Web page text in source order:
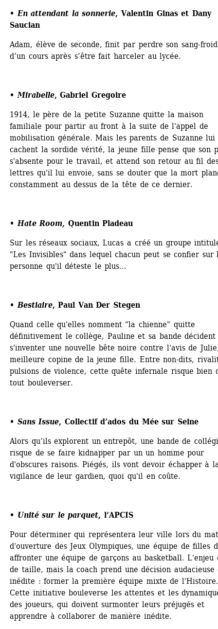
• En attendant la sonnerie, Valentin Ginas et Dany
Saucian
Adam, élève de seconde, finit par perdre son sang-
d’un cours après s’être fait harceler au lycée.
• Mirabelle, Gabriel Gregoire
1914, le père de la petite Suzanne quitte la maison
familiale pour partir au front à la suite de l'appel de
mobilisation générale. Mais les parents de Suzanne lui
cachent la sordide vérité, la jeune fille pense que son
s'absente pour le travail, et attend son retour au fil
lettres qu'il lui envoie, sans se douter que la mort
constamment au dessus de la tête de ce dernier.
• Hate Room, Quentin Pladeau
Sur les réseaux sociaux, Lucas a créé un groupe
"Les Invisibles" dans lequel chacun peut se confier sur
personne qu'il déteste le plus…
• Bestiaire, Paul Van Der Stegen
Quand celle qu'elles nomment "la chienne" quitte
définitivement le collège, Pauline et sa bande décident
s'inventer une nouvelle bête noire contre l'avis de
meilleure copine de la jeune fille. Entre non-dits,
pulsions de violence, cette quête infernale risque bien
tout bouleverser.
• Sans Issue, Collectif d’ados du Mée sur Seine
Alors qu’ils explorent un entrepôt, une bande de
risque de se faire kidnapper par un un homme pour
d'obscures raisons. Piégés, ils vont devoir échapper à
vigilance de leur gardien, quoi qu'il en coûte.
• Unité sur le parquet, l’APCIS
Pour déterminer qui représentera leur ville lors du
d'ouverture des Jeux Olympiques, une équipe de filles
affronter une équipe de garçons au basketball. L'enjeu
de taille, mais la coach prend une décision audacieuse
inédite : former la première équipe mixte de l'Histoire.
Cette initiative bouleverse les attentes et les
des joueurs, qui doivent surmonter leurs préjugés et
apprendre à collaborer de manière inédite.